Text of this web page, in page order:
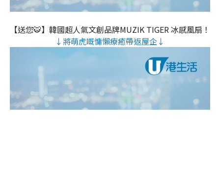
【送您🐯】韓國超人氣文創品牌MUZIK TIGER 冰感風扇！
↓將萌虎嘅慵懶療癒帶返屋企↓